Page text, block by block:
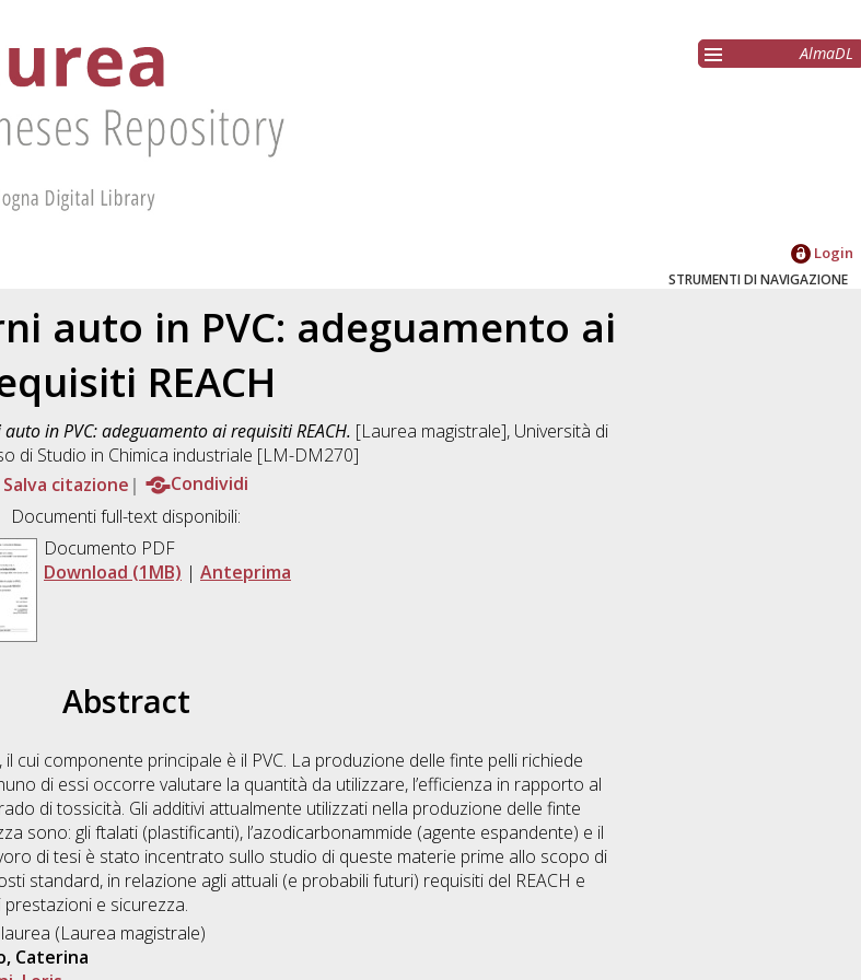
AlmaDL
Login
STRUMENTI DI NAVIGAZIONE
auto in PVC: adeguamento ai
REACH
in PVC: adeguamento ai requisiti REACH. [Laurea magistrale], Università di
di Studio in Chimica industriale [LM-DM270]
Salva citazione
Condividi
Documenti full-text disponibili:
Documento PDF
Download (1MB) | Anteprima
Abstract
cui componente principale è il PVC. La produzione delle finte pelli richiede
di essi occorre valutare la quantità da utilizzare, l’efficienza in rapporto al
di tossicità. Gli additivi attualmente utilizzati nella produzione delle finte
sono: gli ftalati (plastificanti), l’azodicarbonammide (agente espandente) e il
di tesi è stato incentrato sullo studio di queste materie prime allo scopo di
standard, in relazione agli attuali (e probabili futuri) requisiti del REACH e
e sicurezza.
(Laurea magistrale)
Caterina